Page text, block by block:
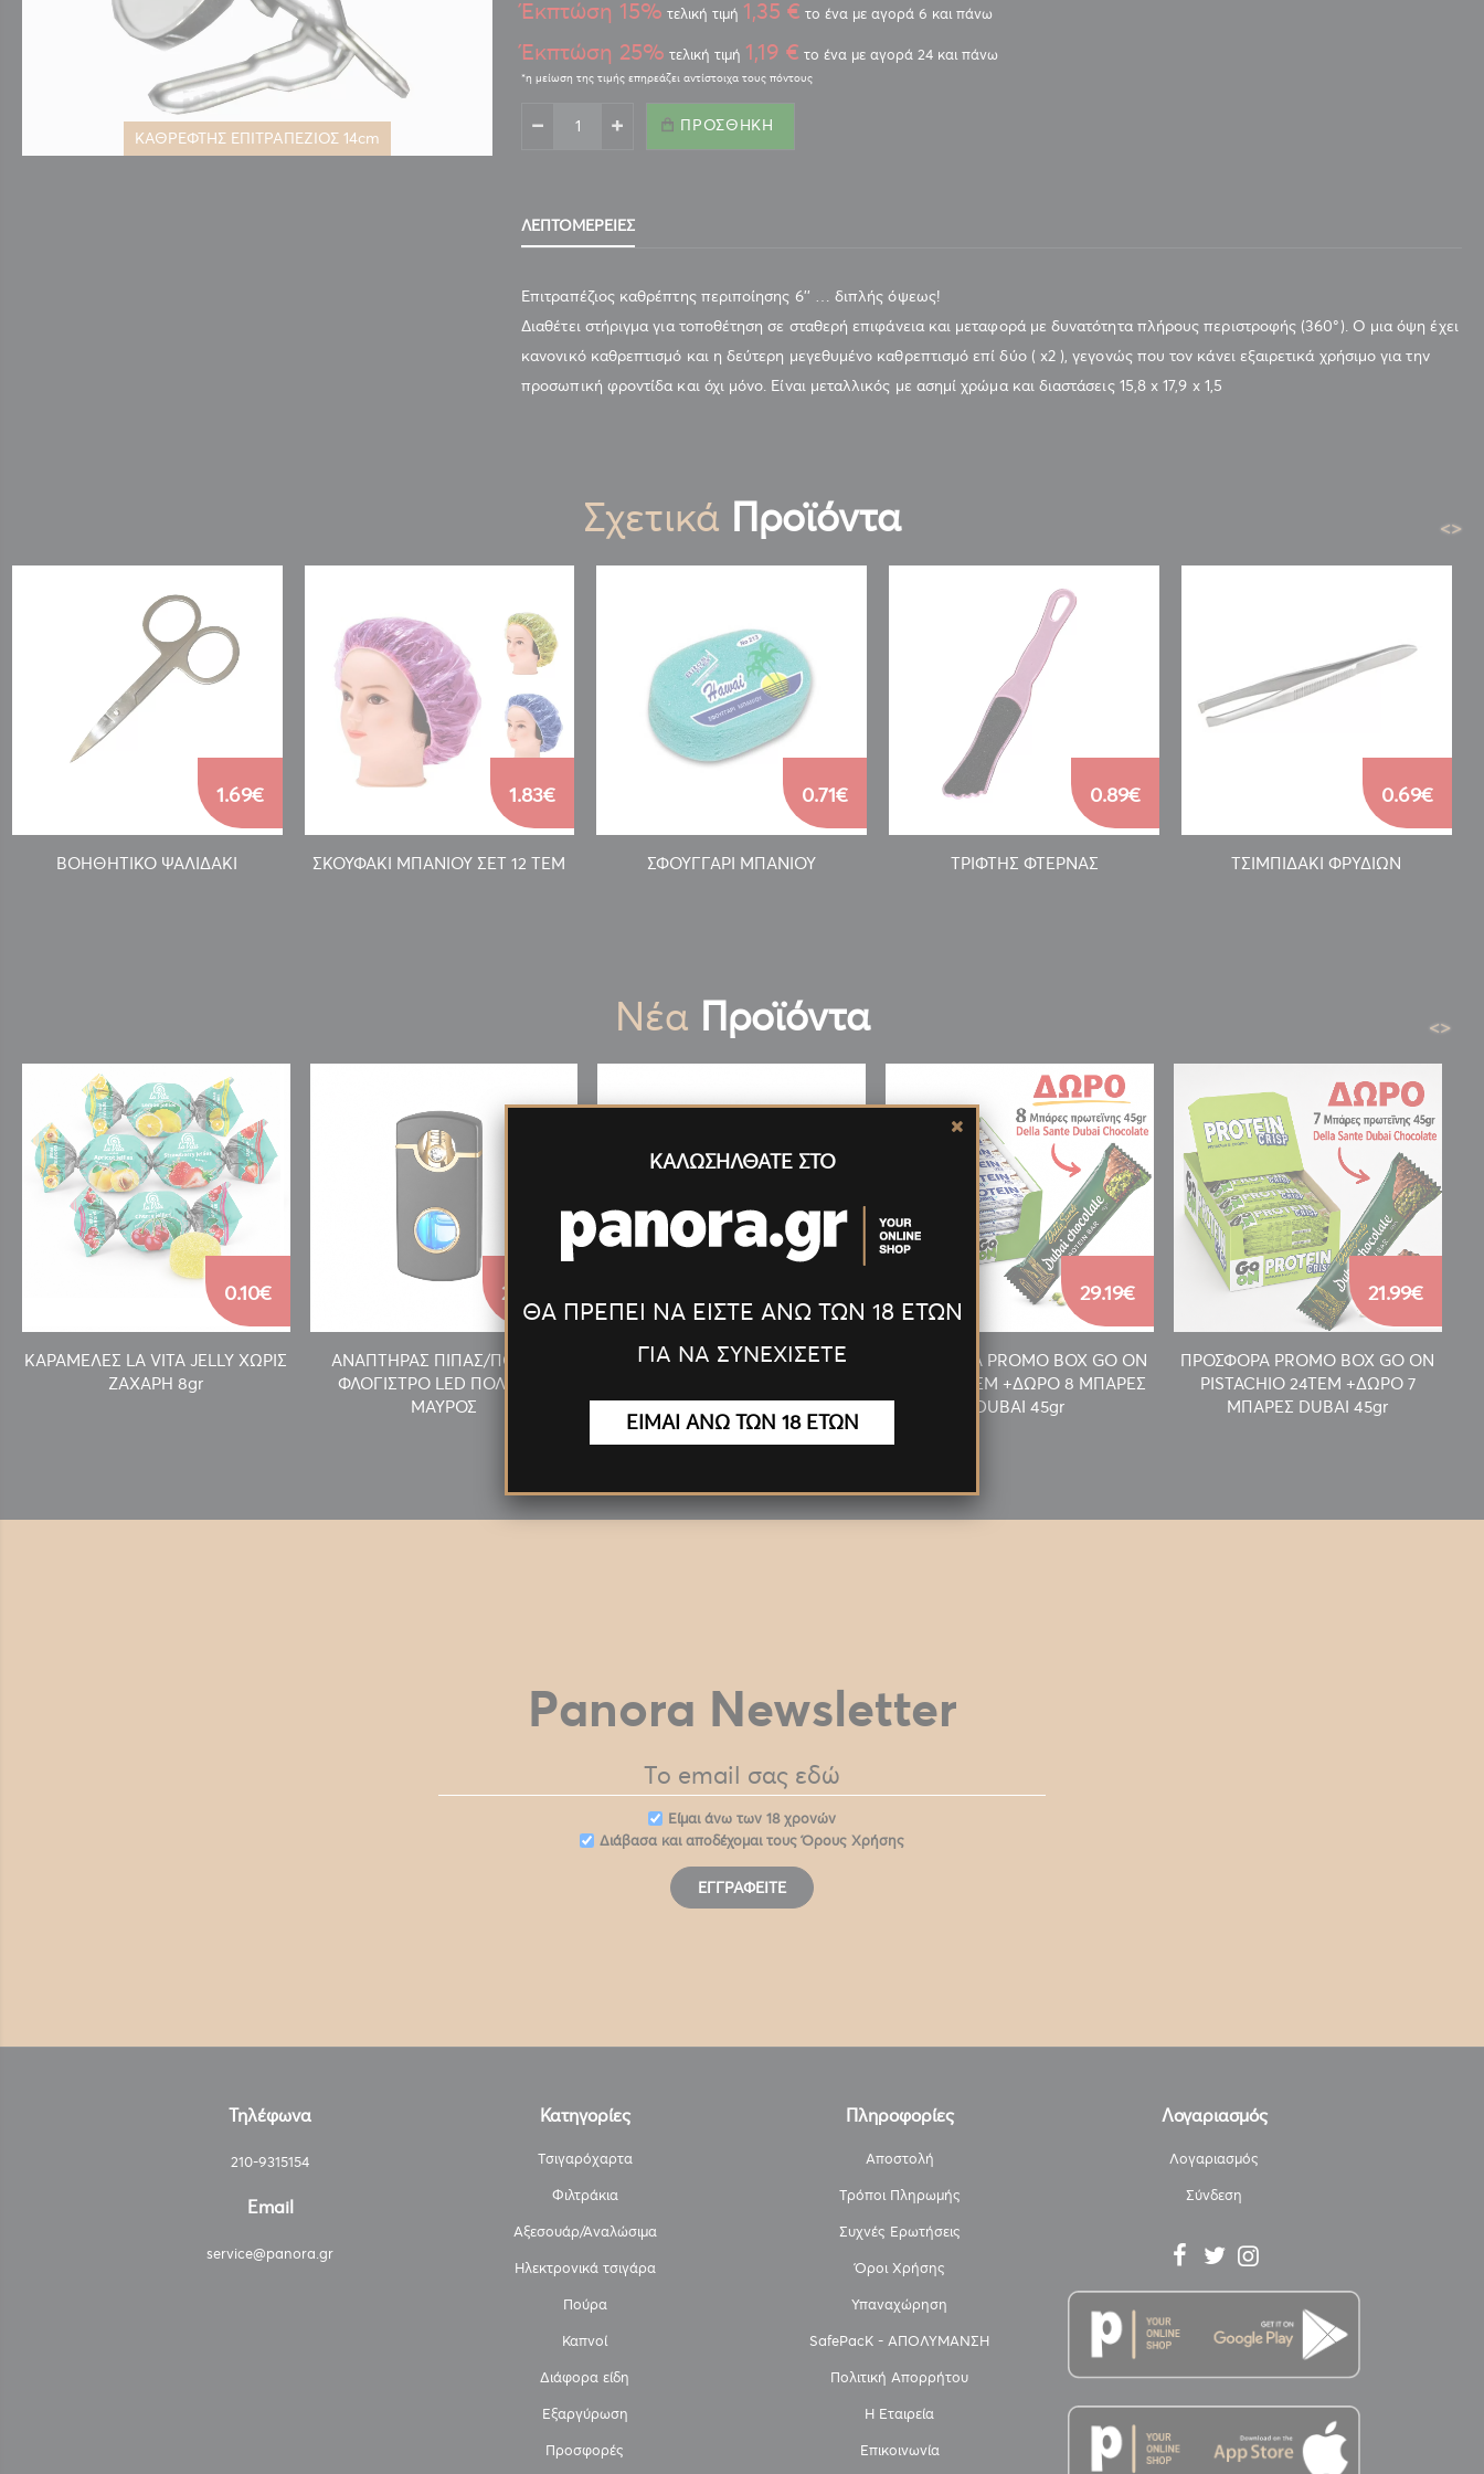
ΚΑΘΡΕΦΤΗΣ ΕΠΙΤΡΑΠΕΖΙΟΣ 14cm
Έκπτώση 15% τελική τιμή 1,35 € το ένα με αγορά 6 και πάνω
Έκπτώση 25% τελική τιμή 1,19 € το ένα με αγορά 24 και πάνω
ΠΡΟΣΘΉΚΗ
ΛΕΠΤΟΜΈΡΕΙΕΣ
Επιτραπέζιος καθρέπτης περιποίησης 6’’ … διπλής όψεως!
Διαθέτει στήριγμα για τοποθέτηση σε σταθερή επιφάνεια και μεταφορά με δυνατότητα πλήρους περιστροφής (360°). Ο μια όψη έχει
κανονικό καθρεπτισμό και η δεύτερη μεγεθυμένο καθρεπτισμό επί δύο ( x2 ), γεγονώς που τον κάνει εξαιρετικά χρήσιμο για την
προσωπική φροντίδα και όχι μόνο. Είναι μεταλλικός με ασημί χρώμα και διαστάσεις 15,8 x 17,9 x 1,5
Σχετικά Προϊόντα
ΒΟΗΘΗΤΙΚΟ ΨΑΛΙΔΑΚΙ
1.69€
ΣΚΟΥΦΑΚΙ ΜΠΑΝΙΟΥ ΣΕΤ 12 ΤΕΜ
1.83€
ΣΦΟΥΓΓΑΡΙ ΜΠΑΝΙΟΥ
0.71€
ΤΡΙΦΤΗΣ ΦΤΕΡΝΑΣ
0.89€
ΤΣΙΜΠΙΔΑΚΙ ΦΡΥΔΙΩΝ
0.69€
<>
Νέα Προϊόντα
ΚΑΡΑΜΕΛΕΣ LA VITA JELLY ΧΩΡΙΣ
ΖΑΧΑΡΗ 8gr
0.10€
ΑΝΑΠΤΗΡΑΣ ΠΙΠΑΣ/ΠΟΥΡΟΥ
ΦΛΟΓΙΣΤΡΟ LED ΠΟΛΥΤΕΛ.
ΜΑΥΡΟΣ
27.55€
ΑΝΑΠΤΗΡΑΣ ΠΙΠΑΣ/ΠΟΥΡΟΥ
ΧΡΥΣΟΣ
ΠΡΟΣΦΟΡΑ PROMO BOX GO ON
MILKY 24TEM +ΔΩΡΟ 8 ΜΠΑΡΕΣ
DUBAI 45gr
29.19€
ΠΡΟΣΦΟΡΑ PROMO BOX GO ON
PISTACHIO 24TEM +ΔΩΡΟ 7
ΜΠΑΡΕΣ DUBAI 45gr
21.99€
<>
Panora Newsletter
Eίμαι άνω των 18 χρονών
Διάβασα και αποδέχομαι τουςΌρους Χρήσης
ΕΓΓΡΑΦΕΊΤΕ
Τηλέφωνα
210-9315154
Email
service@panora.gr
Κατηγορίες
Τσιγαρόχαρτα
Φιλτράκια
Αξεσουάρ/Αναλώσιμα
Ηλεκτρονικά τσιγάρα
Πούρα
Καπνοί
Διάφορα είδη
Εξαργύρωση
Προσφορές
Πληροφορίες
Αποστολή
Τρόποι Πληρωμής
Συχνές Ερωτήσεις
Όροι Χρήσης
Υπαναχώρηση
SafePacK - ΑΠΟΛΥΜΑΝΣΗ
Πολιτική Απορρήτου
Η Εταιρεία
Επικοινωνία
Λογαριασμός
Λογαριασμός
Σύνδεση
ΚΑΛΩΣΗΛΘΑΤΕ ΣΤΟ
ΘΑ ΠΡΕΠΕΙ ΝΑ ΕΙΣΤΕ ΑΝΩ ΤΩΝ 18 ΕΤΩΝ
ΓΙΑ ΝΑ ΣΥΝΕΧΙΣΕΤΕ
ΕΙΜΑΙ ΑΝΩ ΤΩΝ 18 ΕΤΩΝ